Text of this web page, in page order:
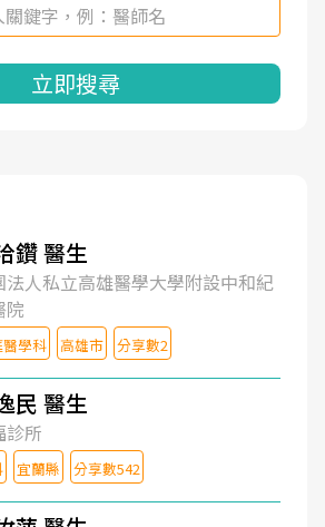
立即搜尋
鑽 醫生
法人私立高雄醫學大學附設中和紀
院
醫學科 高雄市 分享數2
民 醫生
診所
宜蘭縣 分享數542